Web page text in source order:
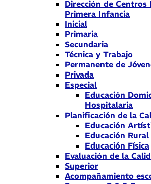
Dirección de Centros
Primera Infancia
Inicial
Primaria
Secundaria
Técnica y Trabajo
Permanente de
Privada
Especial
Educación
Hospitalaria
Planificación de la
Educación
Educación Rural
Educación Física
Evaluación de la
Superior
Acompañamiento